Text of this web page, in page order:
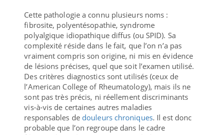
Cette pathologie a connu plusieurs noms :
fibrosite, polyentésopathie, syndrome
polyalgique idiopathique diffus (ou SPID). Sa
complexité réside dans le fait, que l’on n’a pas
vraiment compris son origine, ni mis en évidence
de lésions précises, quel que soit l’examen utilisé.
Des critères diagnostics sont utilisés (ceux de
l’American College of Rheumatology), mais ils ne
sont pas très précis, ni réellement discriminants
vis-à-vis de certaines autres maladies
responsables de douleurs chroniques. Il est donc
probable que l’on regroupe dans le cadre